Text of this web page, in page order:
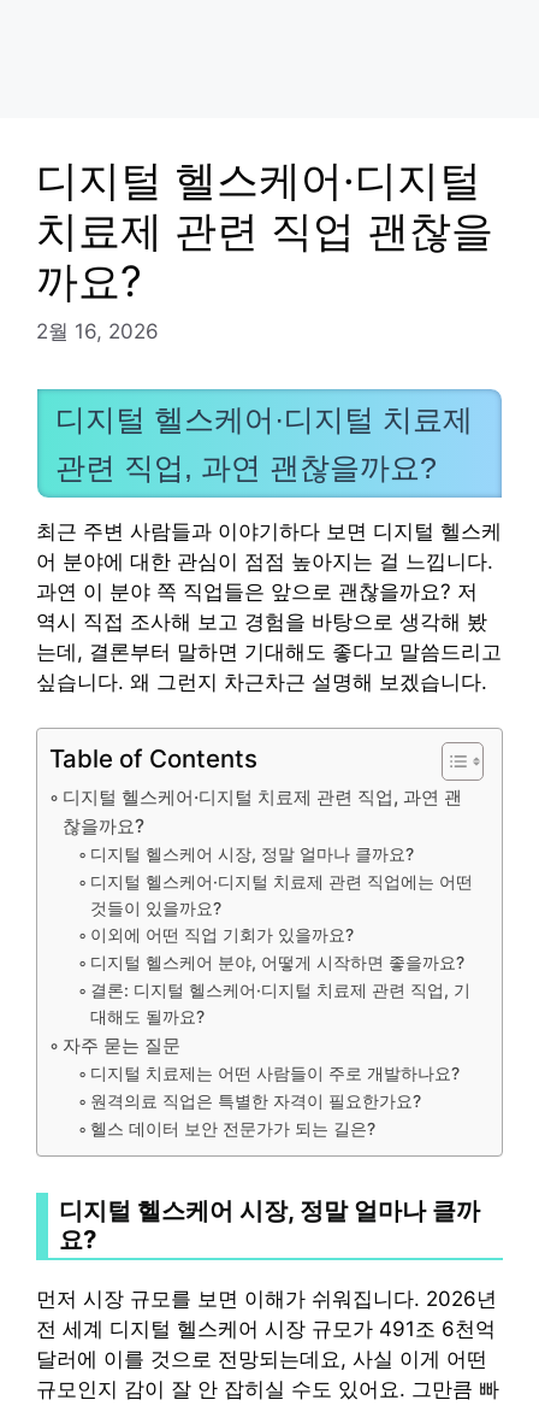
디지털 헬스케어·디지털
치료제 관련 직업 괜찮을
까요?
2월 16, 2026
디지털 헬스케어·디지털 치료제
관련 직업, 과연 괜찮을까요?
최근 주변 사람들과 이야기하다 보면 디지털 헬스케
어 분야에 대한 관심이 점점 높아지는 걸 느낍니다.
과연 이 분야 쪽 직업들은 앞으로 괜찮을까요? 저
역시 직접 조사해 보고 경험을 바탕으로 생각해 봤
는데, 결론부터 말하면 기대해도 좋다고 말씀드리고
싶습니다. 왜 그런지 차근차근 설명해 보겠습니다.
Table of Contents
디지털 헬스케어·디지털 치료제 관련 직업, 과연 괜
찮을까요?
디지털 헬스케어 시장, 정말 얼마나 클까요?
디지털 헬스케어·디지털 치료제 관련 직업에는 어떤
것들이 있을까요?
이외에 어떤 직업 기회가 있을까요?
디지털 헬스케어 분야, 어떻게 시작하면 좋을까요?
결론: 디지털 헬스케어·디지털 치료제 관련 직업, 기
대해도 될까요?
자주 묻는 질문
디지털 치료제는 어떤 사람들이 주로 개발하나요?
원격의료 직업은 특별한 자격이 필요한가요?
헬스 데이터 보안 전문가가 되는 길은?
디지털 헬스케어 시장, 정말 얼마나 클까
요?
먼저 시장 규모를 보면 이해가 쉬워집니다. 2026년
전 세계 디지털 헬스케어 시장 규모가 491조 6천억
달러에 이를 것으로 전망되는데요, 사실 이게 어떤
규모인지 감이 잘 안 잡히실 수도 있어요. 그만큼 빠